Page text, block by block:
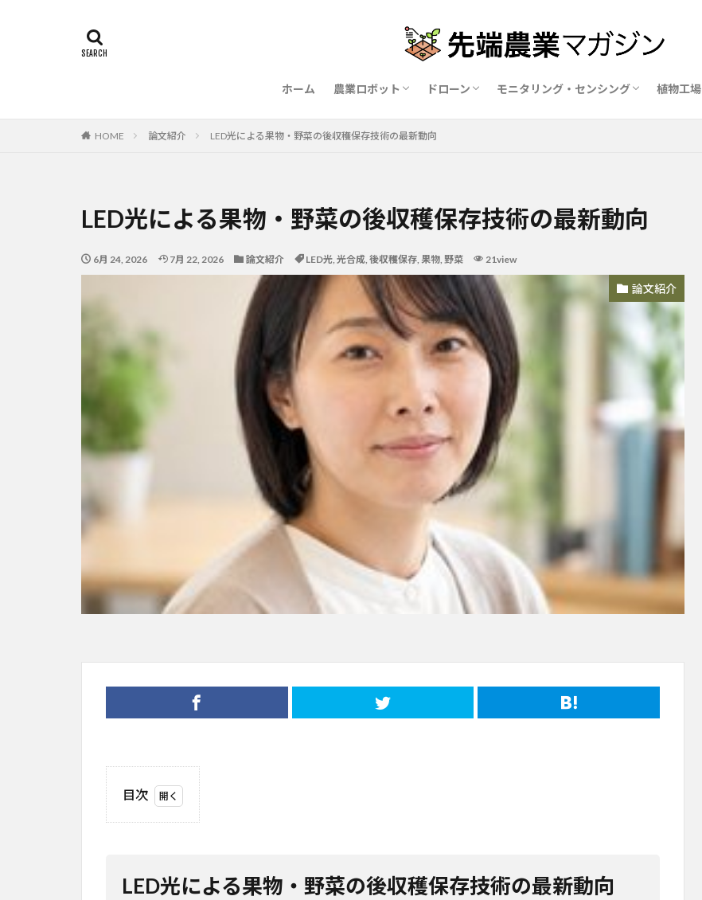
ホーム 農業ロボット
農業ロボットメーカー比較15社
ドローン
ドローン農薬散布の代行業者比較
ハウス用遮光剤・遮熱剤の比較
モニタリング・センシング
農業用環境制御システム比較
植物工場
HOME 論文紹介 LED光による果物・野菜の後収穫保存技術の最新動向
LED光による果物・野菜の後収穫保存技術の最新動向
6月 24, 2026 7月 22, 2026 論文紹介 LED光, 光合成, 後収穫保存, 果物, 野菜 21view
論文紹介
目次
LED光による果物・野菜の後収穫保存技術の最新動向